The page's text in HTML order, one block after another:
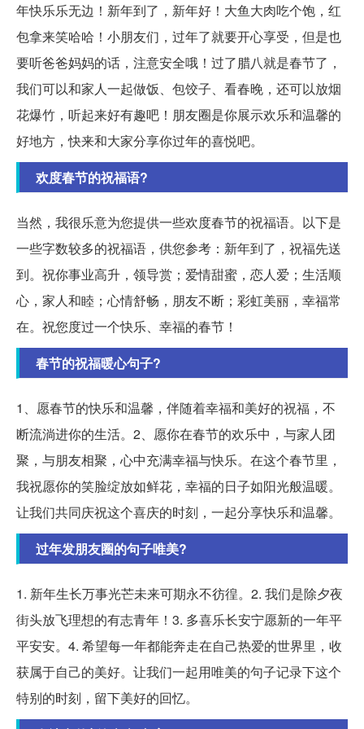
年快乐乐无边！新年到了，新年好！大鱼大肉吃个饱，红
包拿来笑哈哈！小朋友们，过年了就要开心享受，但是也
要听爸爸妈妈的话，注意安全哦！过了腊八就是春节了，
我们可以和家人一起做饭、包饺子、看春晚，还可以放烟
花爆竹，听起来好有趣吧！朋友圈是你展示欢乐和温馨的
好地方，快来和大家分享你过年的喜悦吧。
欢度春节的祝福语?
当然，我很乐意为您提供一些欢度春节的祝福语。以下是
一些字数较多的祝福语，供您参考：新年到了，祝福先送
到。祝你事业高升，领导赏；爱情甜蜜，恋人爱；生活顺
心，家人和睦；心情舒畅，朋友不断；彩虹美丽，幸福常
在。祝您度过一个快乐、幸福的春节！
春节的祝福暖心句子?
1、愿春节的快乐和温馨，伴随着幸福和美好的祝福，不
断流淌进你的生活。2、愿你在春节的欢乐中，与家人团
聚，与朋友相聚，心中充满幸福与快乐。在这个春节里，
我祝愿你的笑脸绽放如鲜花，幸福的日子如阳光般温暖。
让我们共同庆祝这个喜庆的时刻，一起分享快乐和温馨。
过年发朋友圈的句子唯美?
1. 新年生长万事光芒未来可期永不彷徨。2. 我们是除夕夜
街头放飞理想的有志青年！3. 多喜乐长安宁愿新的一年平
平安安。4. 希望每一年都能奔走在自己热爱的世界里，收
获属于自己的美好。让我们一起用唯美的句子记录下这个
特别的时刻，留下美好的回忆。